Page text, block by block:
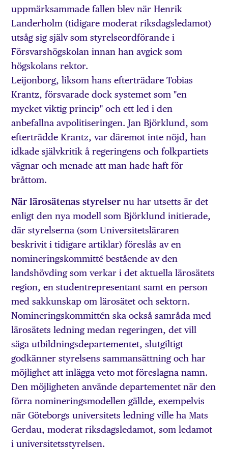
uppmärksammade fallen blev när Henrik
Landerholm (tidigare moderat riksdagsledamot)
utsåg sig själv som styrelseordförande i
Försvarshögskolan innan han avgick som
högskolans rektor.
Leijonborg, liksom hans efterträdare Tobias
Krantz, försvarade dock systemet som "en
mycket viktig princip" och ett led i den
anbefallna avpolitiseringen. Jan Björklund, som
efterträdde Krantz, var däremot inte nöjd, han
idkade självkritik å regeringens och folkpartiets
vägnar och menade att man hade haft för
bråttom.
När lärosätenas styrelser nu har utsetts är det
enligt den nya modell som Björklund initierade,
där styrelserna (som Universitetsläraren
beskrivit i tidigare artiklar) föreslås av en
nomineringskommitté bestående av den
landshövding som verkar i det aktuella lärosätets
region, en studentrepresentant samt en person
med sakkunskap om lärosätet och sektorn.
Nomineringskommittén ska också samråda med
lärosätets ledning medan regeringen, det vill
säga utbildningsdepartementet, slutgiltigt
godkänner styrelsens sammansättning och har
möjlighet att inlägga veto mot föreslagna namn.
Den möjligheten använde departementet när den
förra nomineringsmodellen gällde, exempelvis
när Göteborgs universitets ledning ville ha Mats
Gerdau, moderat riksdagsledamot, som ledamot
i universitetsstyrelsen.